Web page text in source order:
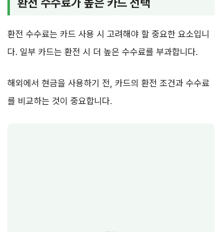
환전 수수료는 카드 사용 시 고려해야 할 중요한 요소입니
다. 일부 카드는 환전 시 더 높은 수수료를 부과합니다.
해외에서 현금을 사용하기 전, 카드의 환전 조건과 수수료
를 비교하는 것이 중요합니다.